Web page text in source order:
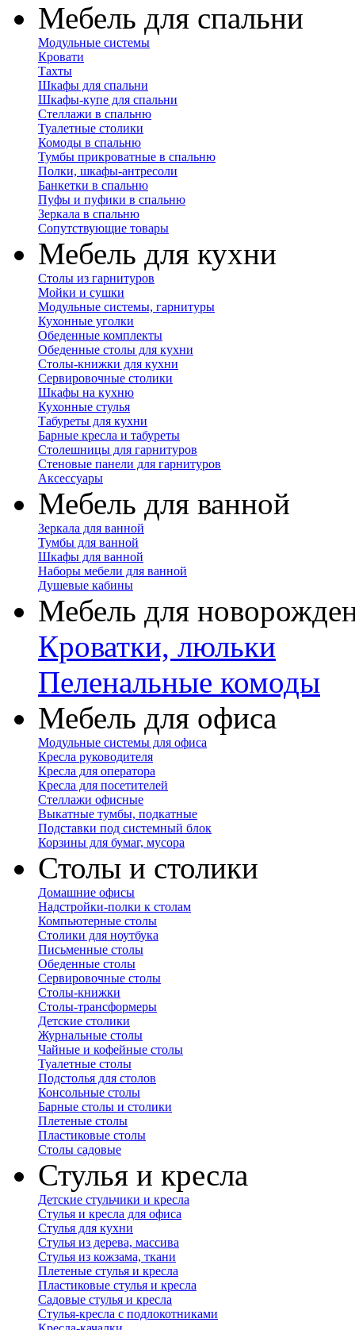
Мебель для спальни
Модульные системы
Кровати
Тахты
Шкафы для спальни
Шкафы-купе для спальни
Стеллажи в спальню
Туалетные столики
Комоды в спальню
Тумбы прикроватные в спальню
Полки, шкафы-антресоли
Банкетки в спальню
Пуфы и пуфики в спальню
Зеркала в спальню
Сопутствующие товары
Мебель для кухни
Столы из гарнитуров
Мойки и сушки
Модульные системы, гарнитуры
Кухонные уголки
Обеденные комплекты
Обеденные столы для кухни
Столы-книжки для кухни
Сервировочные столики
Шкафы на кухню
Кухонные стулья
Табуреты для кухни
Барные кресла и табуреты
Столешницы для гарнитуров
Стеновые панели для гарнитуров
Аксессуары
Мебель для ванной
Зеркала для ванной
Тумбы для ванной
Шкафы для ванной
Наборы мебели для ванной
Душевые кабины
Мебель для
Кроватки, люльки
Пеленальные комоды
Мебель для офиса
Модульные системы для офиса
Кресла руководителя
Кресла для оператора
Кресла для посетителей
Стеллажи офисные
Выкатные тумбы, подкатные
Подставки под системный блок
Корзины для бумаг, мусора
Столы и столики
Домашние офисы
Надстройки-полки к столам
Компьютерные столы
Столики для ноутбука
Письменные столы
Обеденные столы
Сервировочные столы
Столы-книжки
Столы-трансформеры
Детские столики
Журнальные столы
Чайные и кофейные столы
Туалетные столы
Подстолья для столов
Консольные столы
Барные столы и столики
Плетеные столы
Пластиковые столы
Столы садовые
Стулья и кресла
Детские стульчики и кресла
Стулья и кресла для офиса
Стулья для кухни
Стулья из дерева, массива
Стулья из кожзама, ткани
Плетеные стулья и кресла
Пластиковые стулья и кресла
Садовые стулья и кресла
Стулья-кресла с подлокотниками